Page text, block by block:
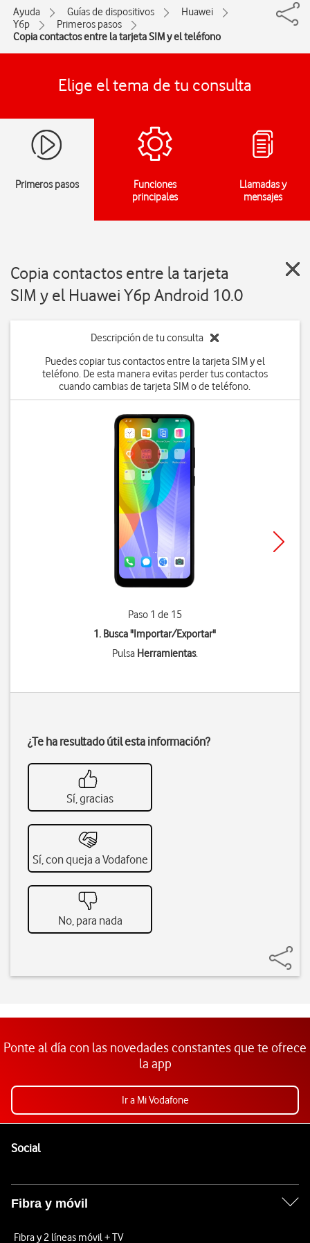
Ayuda Guías de dispositivos
Huawei
Y6p
Primeros pasos
Copia contactos entre la tarjeta SIM y el teléfono
Elige el tema de tu consulta
Primeros pasos
Funciones
principales
Llamadas y
mensajes
Copia contactos entre la tarjeta
SIM y el Huawei Y6p Android 10.0
Descripción de tu consulta
Puedes copiar tus contactos entre la tarjeta SIM y el
teléfono. De esta manera evitas perder tus contactos
cuando cambias de tarjeta SIM o de teléfono.
Paso 1 de 15
1. Busca "Importar/Exportar"
Pulsa Herramientas.
¿Te ha resultado útil esta información?
Sí, gracias
Sí, con queja a Vodafone
No, para nada
Ponte al día con las novedades constantes que te ofrece
la app
Ir a Mi Vodafone
SocialEnlaces a las redes sociales de Vodafone
Fibra y móvil
Fibra y 2 líneas móvil + TV